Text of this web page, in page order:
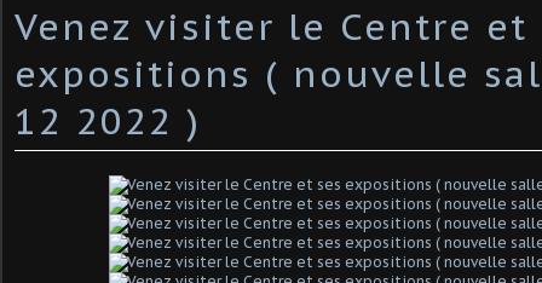
Venez visiter le Centre et
expositions ( nouvelle
12 2022 )